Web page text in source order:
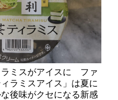
ラミスがアイスに ファ
ラミスアイス」は夏に
後味がクセになる新感